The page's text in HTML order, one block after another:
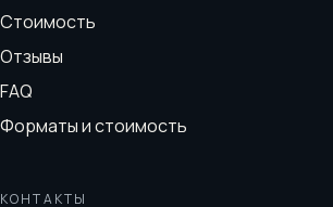
Стоимость
Отзывы
FAQ
Форматы и стоимость
КОНТАКТЫ